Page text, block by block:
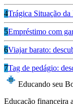
4Trágica Situação
5Empréstimo com
6Viajar barato:
7Tag de pedágio:
Educando seu
Educação financeira